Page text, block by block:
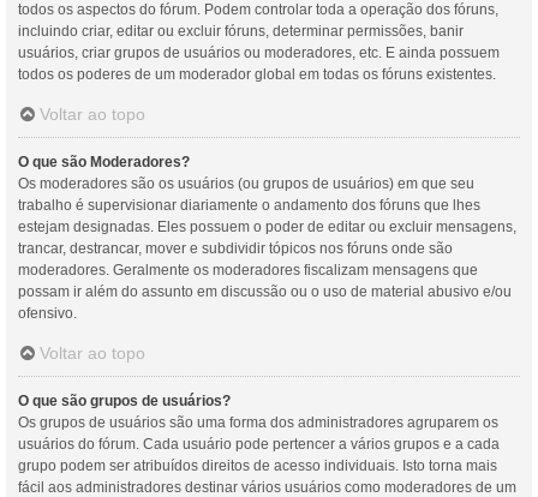
todos os aspectos do fórum. Podem controlar toda a operação dos fóruns,
incluindo criar, editar ou excluir fóruns, determinar permissões, banir
usuários, criar grupos de usuários ou moderadores, etc. E ainda possuem
todos os poderes de um moderador global em todas os fóruns existentes.
Voltar ao topo
O que são Moderadores?
Os moderadores são os usuários (ou grupos de usuários) em que seu
trabalho é supervisionar diariamente o andamento dos fóruns que lhes
estejam designadas. Eles possuem o poder de editar ou excluir mensagens,
trancar, destrancar, mover e subdividir tópicos nos fóruns onde são
moderadores. Geralmente os moderadores fiscalizam mensagens que
possam ir além do assunto em discussão ou o uso de material abusivo e/ou
ofensivo.
Voltar ao topo
O que são grupos de usuários?
Os grupos de usuários são uma forma dos administradores agruparem os
usuários do fórum. Cada usuário pode pertencer a vários grupos e a cada
grupo podem ser atribuídos direitos de acesso individuais. Isto torna mais
fácil aos administradores destinar vários usuários como moderadores de um